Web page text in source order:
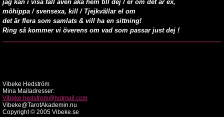
jag kan i visa fall även åka hem till dej / er om det är ex,
möhippa / svensexa, kill / Tjejkvällar el om
det är flera som samlats & vill ha en sittning!
Ring så kommer vi överens om vad som passar just dej !
Vibeke Hedström
Mina Mailadresser:
Vibeke.hedstrom@hotmail.com
Vibeke@TarotAkademin.nu
Copyright © 2005 Vibeke.se